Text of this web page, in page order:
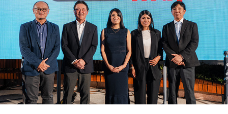
Portada
¿Qué está pasando?
Sectores y Empresas
Management
Economía y Finanzas